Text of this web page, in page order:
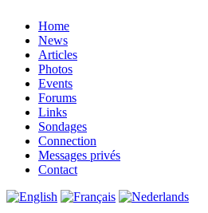
Home
News
Articles
Photos
Events
Forums
Links
Sondages
Connection
Messages privés
Contact